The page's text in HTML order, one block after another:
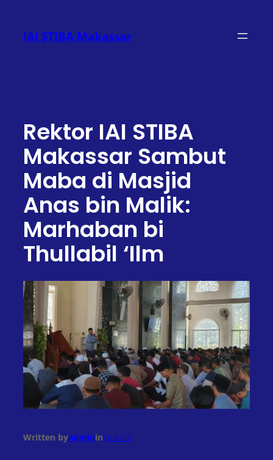
konten
IAI STIBA Makassar
Rektor IAI STIBA
Makassar Sambut
Maba di Masjid
Anas bin Malik:
Marhaban bi
Thullabil ‘Ilm
Written byadmininFeature